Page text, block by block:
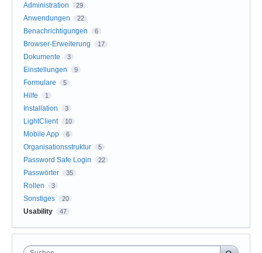
Administration
29
Anwendungen 22
Benachrichtigungen 6
Browser-Erweiterung 17
Dokumente 3
Einstellungen 9
Formulare 5
Hilfe 1
Installation 3
LightClient 10
Mobile App 6
Organisationsstruktur 5
Password Safe Login 22
Passwörter 35
Rollen 3
Sonstiges 20
Usability 47